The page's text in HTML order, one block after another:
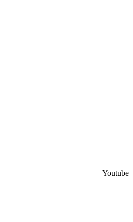
Youtube